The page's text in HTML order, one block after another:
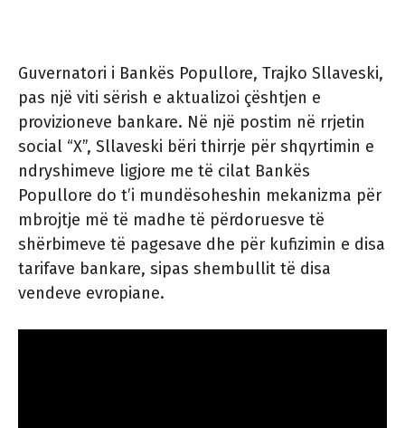
Guvernatori i Bankës Popullore, Trajko Sllaveski,
pas një viti sërish e aktualizoi çështjen e
provizioneve bankare. Në një postim në rrjetin
social “X”, Sllaveski bëri thirrje për shqyrtimin e
ndryshimeve ligjore me të cilat Bankës
Popullore do t’i mundësoheshin mekanizma për
mbrojtje më të madhe të përdoruesve të
shërbimeve të pagesave dhe për kufizimin e disa
tarifave bankare, sipas shembullit të disa
vendeve evropiane.